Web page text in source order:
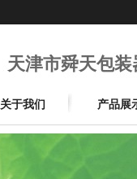
天津市舜天包装
关于我们 产品展